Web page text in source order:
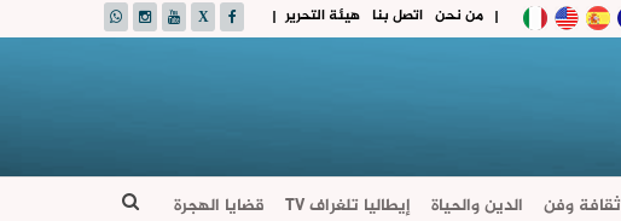
| هيئة التحرير اتصل بنا من نحن |
ثقافة وفن الدين والحياة إيطاليا تلغراف TV قضايا الهجرة